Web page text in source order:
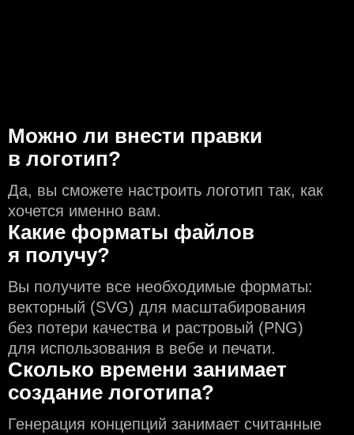
Можно ли внести правки
в логотип?
Да, вы сможете настроить логотип так, как
хочется именно вам.
Какие форматы файлов
я получу?
Вы получите все необходимые форматы:
векторный (SVG) для масштабирования
без потери качества и растровый (PNG)
для использования в вебе и печати.
Сколько времени занимает
создание логотипа?
Генерация концепций занимает считанные